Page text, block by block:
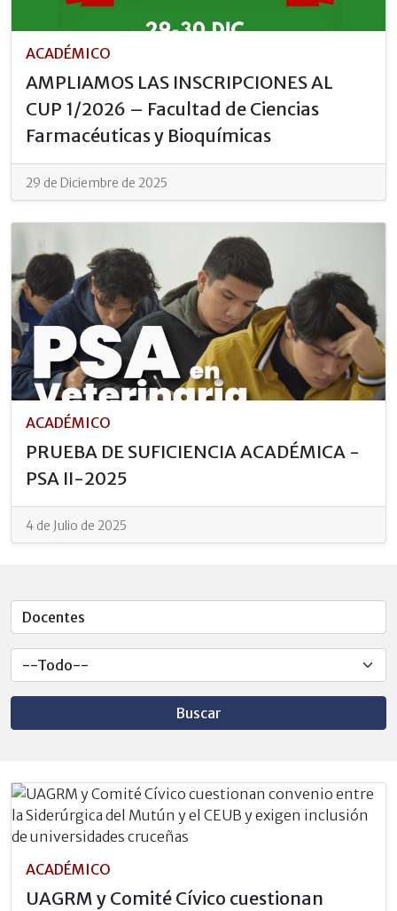
ACADÉMICO
AMPLIAMOS LAS INSCRIPCIONES AL
CUP 1/2026 – Facultad de Ciencias
Farmacéuticas y Bioquímicas
29 de Diciembre de 2025
ACADÉMICO
PRUEBA DE SUFICIENCIA ACADÉMICA -
PSA II-2025
4 de Julio de 2025
Buscar
ACADÉMICO
UAGRM y Comité Cívico cuestionan